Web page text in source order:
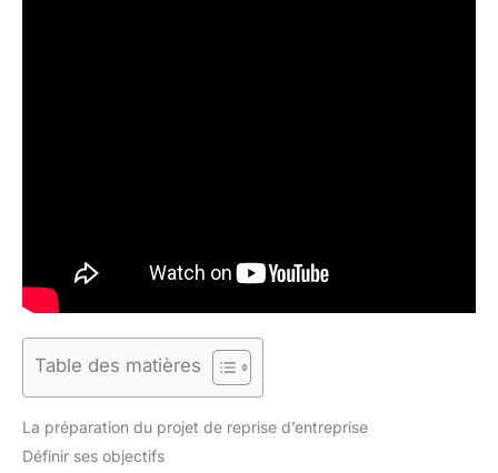
Table des matières
La préparation du projet de reprise d’entreprise
Définir ses objectifs